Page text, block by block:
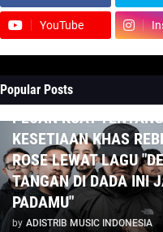
YouTube
Popular Posts
INDONESIA
PESAN KUAT TENTANG
KESETIAAN KHAS
ROSE LEWAT LAGU
TANGAN DI DADA INI
PADAMU"
by ADISTRIB MUSIC INDONESIA